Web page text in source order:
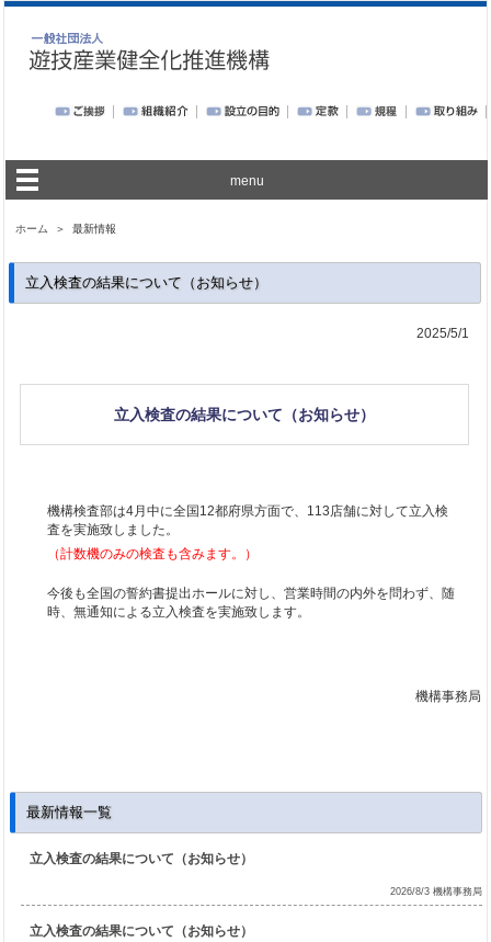
menu
ホーム ＞ 最新情報
立入検査の結果について（お知らせ）
2025/5/1
立入検査の結果について（お知らせ）
機構検査部は4月中に全国12都府県方面で、113店舗に対して立入検
査を実施致しました。
（計数機のみの検査も含みます。）
今後も全国の誓約書提出ホールに対し、営業時間の内外を問わず、随
時、無通知による立入検査を実施致します。
機構事務局
最新情報一覧
立入検査の結果について（お知らせ）
2026/8/3 機構事務局
立入検査の結果について（お知らせ）